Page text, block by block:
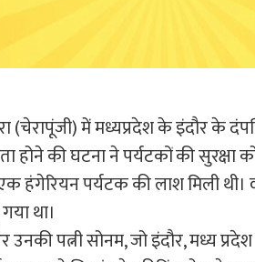
(चेरापूंजी) में मध्यप्रदेश के इंदौर के
होने की घटना ने पर्यटकों की सुरक्षा
हंगेरियन पर्यटक की लाश मिली थी।
था।
उनकी पत्नी सोनम, जो इंदौर, मध्य